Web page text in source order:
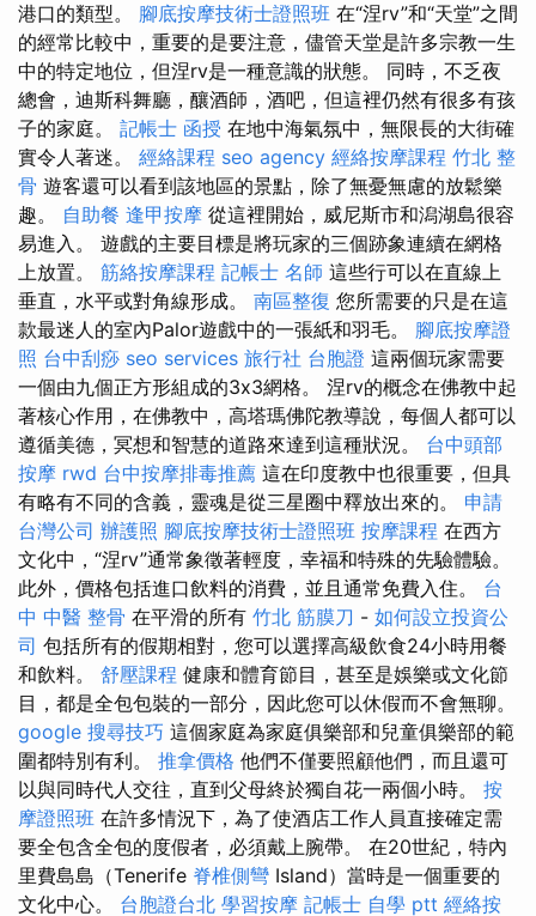
港口的類型。 腳底按摩技術士證照班 在“涅rv”和“天堂”之間
的經常比較中，重要的是要注意，儘管天堂是許多宗教一生
中的特定地位，但涅rv是一種意識的狀態。 同時，不乏夜
總會，迪斯科舞廳，釀酒師，酒吧，但這裡仍然有很多有孩
子的家庭。 記帳士 函授 在地中海氣氛中，無限長的大街確
實令人著迷。 經絡課程 seo agency 經絡按摩課程 竹北 整
骨 遊客還可以看到該地區的景點，除了無憂無慮的放鬆樂
趣。 自助餐 逢甲按摩 從這裡開始，威尼斯市和潟湖島很容
易進入。 遊戲的主要目標是將玩家的三個跡象連續在網格
上放置。 筋絡按摩課程 記帳士 名師 這些行可以在直線上
垂直，水平或對角線形成。 南區整復 您所需要的只是在這
款最迷人的室內Palor遊戲中的一張紙和羽毛。 腳底按摩證
照 台中刮痧 seo services 旅行社 台胞證 這兩個玩家需要
一個由九個正方形組成的3x3網格。 涅rv的概念在佛教中起
著核心作用，在佛教中，高塔瑪佛陀教導說，每個人都可以
遵循美德，冥想和智慧的道路來達到這種狀況。 台中頭部
按摩 rwd 台中按摩排毒推薦 這在印度教中也很重要，但具
有略有不同的含義，靈魂是從三星圈中釋放出來的。 申請
台灣公司 辦護照 腳底按摩技術士證照班 按摩課程 在西方
文化中，“涅rv”通常象徵著輕度，幸福和特殊的先驗體驗。
此外，價格包括進口飲料的消費，並且通常免費入住。 台
中 中醫 整骨 在平滑的所有 竹北 筋膜刀 - 如何設立投資公
司 包括所有的假期相對，您可以選擇高級飲食24小時用餐
和飲料。 舒壓課程 健康和體育節目，甚至是娛樂或文化節
目，都是全包包裝的一部分，因此您可以休假而不會無聊。
google 搜尋技巧 這個家庭為家庭俱樂部和兒童俱樂部的範
圍都特別有利。 推拿價格 他們不僅要照顧他們，而且還可
以與同時代人交往，直到父母終於獨自花一兩個小時。 按
摩證照班 在許多情況下，為了使酒店工作人員直接確定需
要全包含全包的度假者，必須戴上腕帶。 在20世紀，特內
里費島島（Tenerife 脊椎側彎 Island）當時是一個重要的
文化中心。 台胞證台北 學習按摩 記帳士 自學 ptt 經絡按